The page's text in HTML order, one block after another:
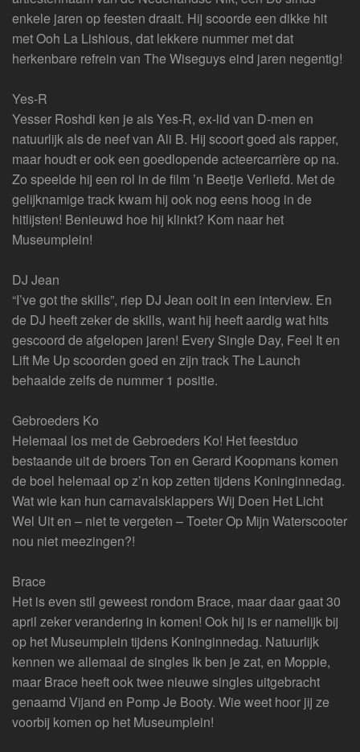
enkele jaren op feesten draait. Hij scoorde een dikke hit
met Ooh La Lishious, dat lekkere nummer met dat
herkenbare refrein van The Wiseguys eind jaren negentig!
Yes-R
Yesser Roshdi ken je als Yes-R, ex-lid van D-men en
natuurlijk als de neef van Ali B. Hij scoort goed als rapper,
maar houdt er ook een goedlopende acteercarrière op na.
Zo speelde hij een rol in de film ’n Beetje Verliefd. Met de
gelijknamige track kwam hij ook nog eens hoog in de
hitlijsten! Benieuwd hoe hij klinkt? Kom naar het
Museumplein!
DJ Jean
“I’ve got the skills”, riep DJ Jean ooit in een interview. En
de DJ heeft zeker de skills, want hij heeft aardig wat hits
gescoord de afgelopen jaren! Every Single Day, Feel It en
Lift Me Up scoorden goed en zijn track The Launch
behaalde zelfs de nummer 1 positie.
Gebroeders Ko
Helemaal los met de Gebroeders Ko! Het feestduo
bestaande uit de broers Ton en Gerard Koopmans komen
de boel helemaal op z’n kop zetten tijdens Koninginnedag.
Wat wie kan hun carnavalsklappers Wij Doen Het Licht
Wel Uit en – niet te vergeten – Toeter Op Mijn Waterscooter
nou niet meezingen?!
Brace
Het is even stil geweest rondom Brace, maar daar gaat 30
april zeker verandering in komen! Ook hij is er namelijk bij
op het Museumplein tijdens Koninginnedag. Natuurlijk
kennen we allemaal de singles Ik ben je zat, en Moppie,
maar Brace heeft ook twee nieuwe singles uitgebracht
genaamd Vijand en Pomp Je Booty. Wie weet hoor jij ze
voorbij komen op het Museumplein!